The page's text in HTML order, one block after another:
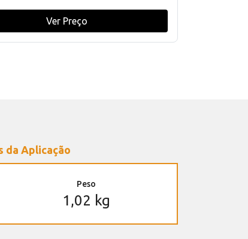
Ver Preço
da Aplicação
Peso
1,02 kg